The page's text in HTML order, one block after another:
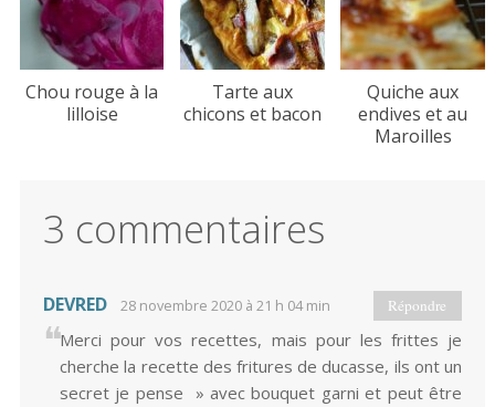
Chou rouge à la
lilloise
Tarte aux
chicons et bacon
Quiche aux
endives et au
Maroilles
3 commentaires
DEVRED 28 novembre 2020 à 21 h 04 min
Merci pour vos recettes, mais pour les frittes je
cherche la recette des fritures de ducasse, ils ont un
secret je pense » avec bouquet garni et peut être
Répondre